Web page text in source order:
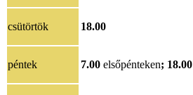
csütörtök 18.00
péntek 7.00 elsőpénteken; 18.00